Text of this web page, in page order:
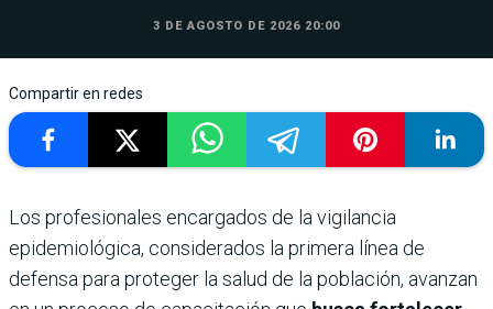
3 DE AGOSTO DE 2026 20:00
Compartir en redes
Los profesionales encargados de la vigilancia
epidemiológica, considerados la primera línea de
defensa para proteger la salud de la población, avanzan